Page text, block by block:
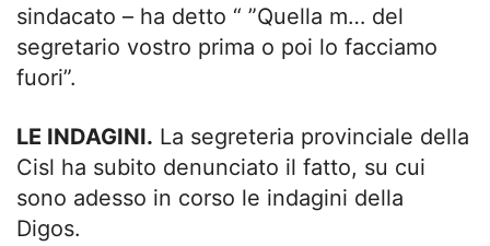
sindacato – ha detto “ ”Quella m… del
segretario vostro prima o poi lo facciamo
fuori”.
LE INDAGINI. La segreteria provinciale della
Cisl ha subito denunciato il fatto, su cui
sono adesso in corso le indagini della
Digos.